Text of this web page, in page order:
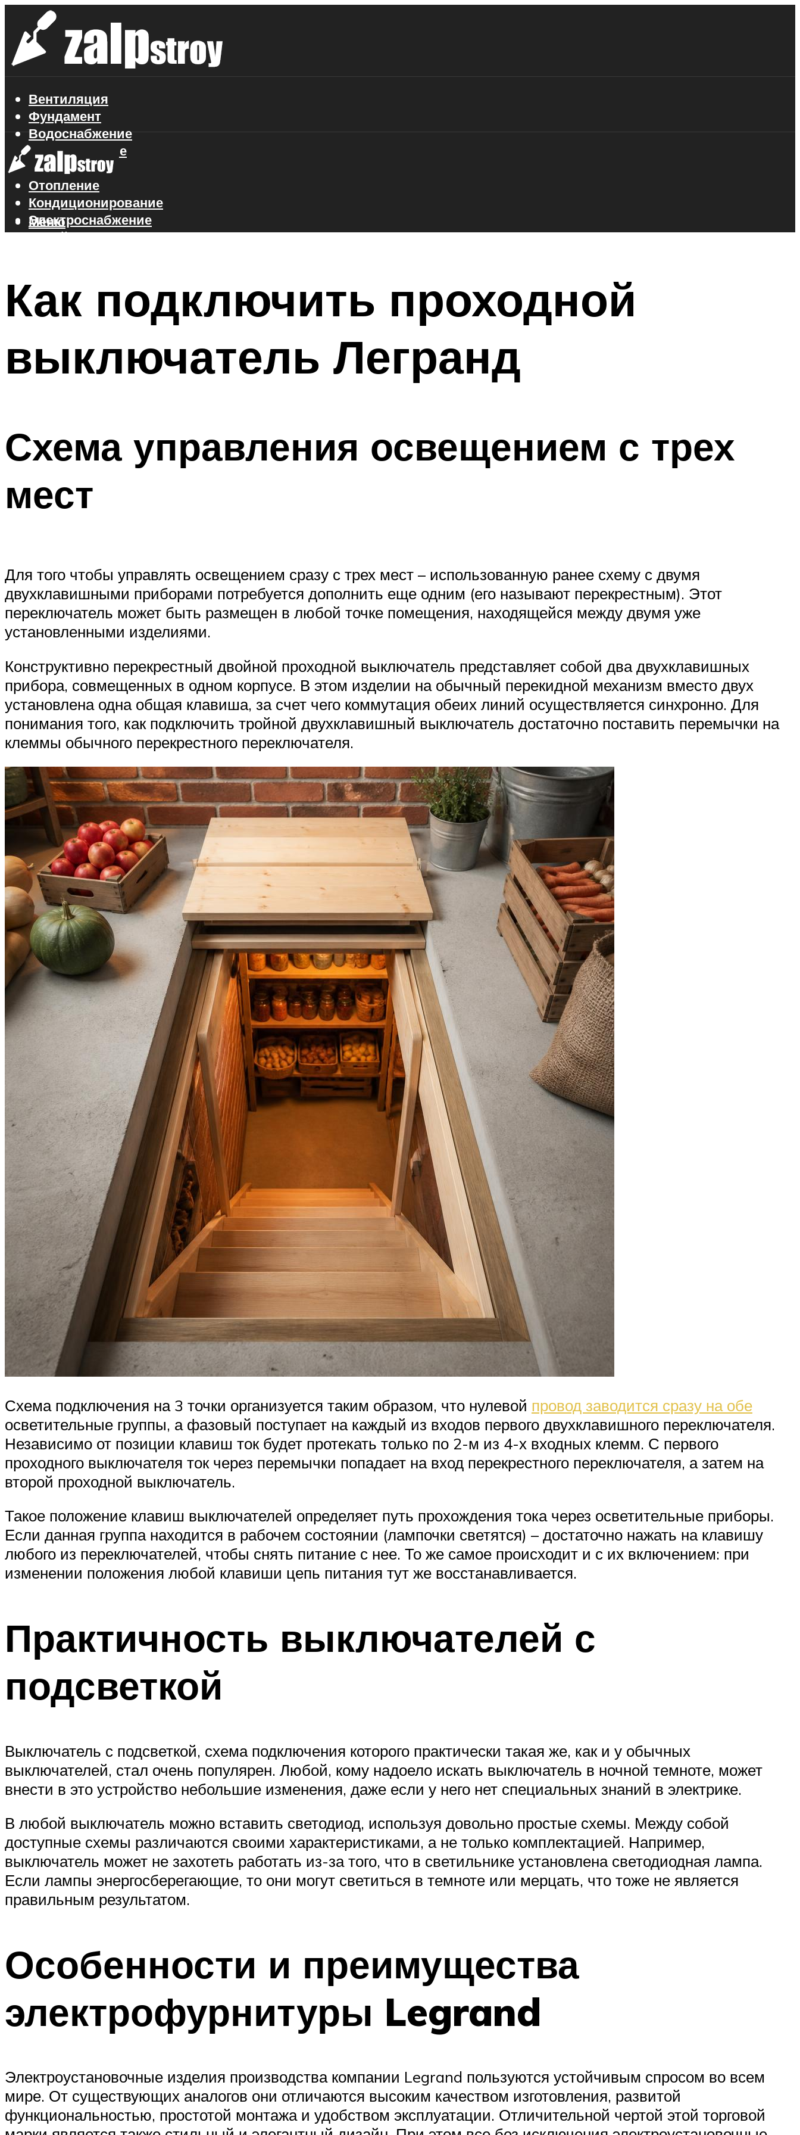
Вентиляция
Фундамент
Водоснабжение
Газоснабжение
Канализация
Отопление
Кондиционирование
Электроснабжение
Стройматериалы
Меню
Как подключить проходной
выключатель Легранд
Схема управления освещением с трех
мест
Для того чтобы управлять освещением сразу с трех мест – использованную ранее схему с двумя
двухклавишными приборами потребуется дополнить еще одним (его называют перекрестным). Этот
переключатель может быть размещен в любой точке помещения, находящейся между двумя уже
установленными изделиями.
Конструктивно перекрестный двойной проходной выключатель представляет собой два двухклавишных
прибора, совмещенных в одном корпусе. В этом изделии на обычный перекидной механизм вместо двух
установлена одна общая клавиша, за счет чего коммутация обеих линий осуществляется синхронно. Для
понимания того, как подключить тройной двухклавишный выключатель достаточно поставить перемычки на
клеммы обычного перекрестного переключателя.
Схема подключения на 3 точки организуется таким образом, что нулевой провод заводится сразу на обе
осветительные группы, а фазовый поступает на каждый из входов первого двухклавишного переключателя.
Независимо от позиции клавиш ток будет протекать только по 2-м из 4-х входных клемм. С первого
проходного выключателя ток через перемычки попадает на вход перекрестного переключателя, а затем на
второй проходной выключатель.
Такое положение клавиш выключателей определяет путь прохождения тока через осветительные приборы.
Если данная группа находится в рабочем состоянии (лампочки светятся) – достаточно нажать на клавишу
любого из переключателей, чтобы снять питание с нее. То же самое происходит и с их включением: при
изменении положения любой клавиши цепь питания тут же восстанавливается.
Практичность выключателей с
подсветкой
Выключатель с подсветкой, схема подключения которого практически такая же, как и у обычных
выключателей, стал очень популярен. Любой, кому надоело искать выключатель в ночной темноте, может
внести в это устройство небольшие изменения, даже если у него нет специальных знаний в электрике.
В любой выключатель можно вставить светодиод, используя довольно простые схемы. Между собой
доступные схемы различаются своими характеристиками, а не только комплектацией. Например,
выключатель может не захотеть работать из-за того, что в светильнике установлена светодиодная лампа.
Если лампы энергосберегающие, то они могут светиться в темноте или мерцать, что тоже не является
правильным результатом.
Особенности и преимущества
электрофурнитуры Legrand
Электроустановочные изделия производства компании Legrand пользуются устойчивым спросом во всем
мире. От существующих аналогов они отличаются высоким качеством изготовления, развитой
функциональностью, простотой монтажа и удобством эксплуатации. Отличительной чертой этой торговой